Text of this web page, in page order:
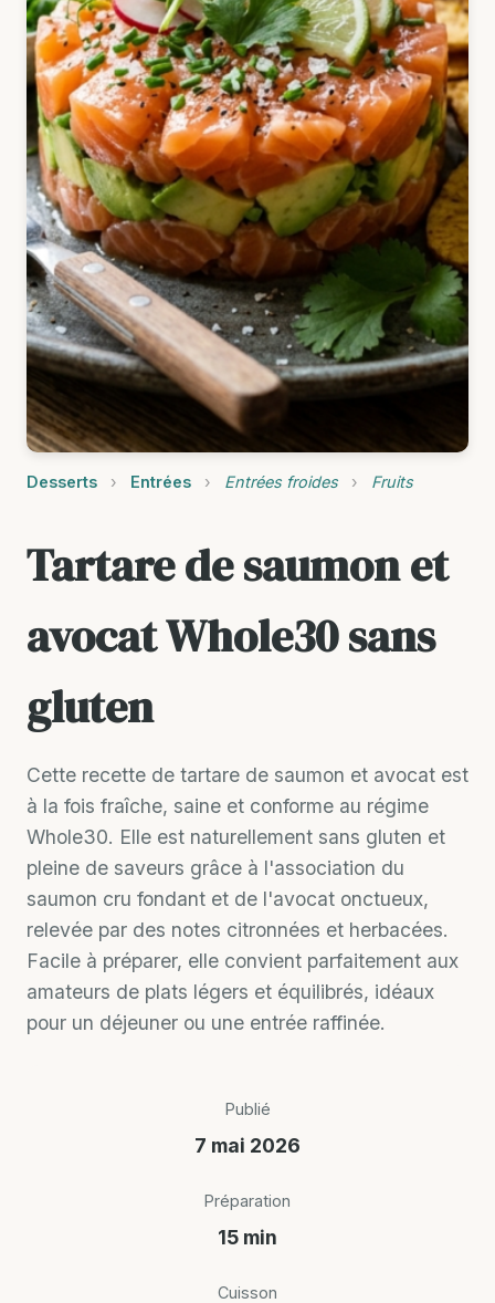
Desserts › Entrées › Entrées froides › Fruits
Tartare de saumon et
avocat Whole30 sans
gluten
Cette recette de tartare de saumon et avocat est
à la fois fraîche, saine et conforme au régime
Whole30. Elle est naturellement sans gluten et
pleine de saveurs grâce à l'association du
saumon cru fondant et de l'avocat onctueux,
relevée par des notes citronnées et herbacées.
Facile à préparer, elle convient parfaitement aux
amateurs de plats légers et équilibrés, idéaux
pour un déjeuner ou une entrée raffinée.
Publié
7 mai 2026
Préparation
15 min
Cuisson